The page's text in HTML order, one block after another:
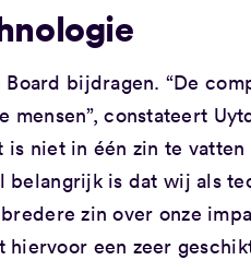
bijdragen. “De
constateert
niet in één zin te vatten
belangrijk is dat wij als
zin over onze
hiervoor een zeer